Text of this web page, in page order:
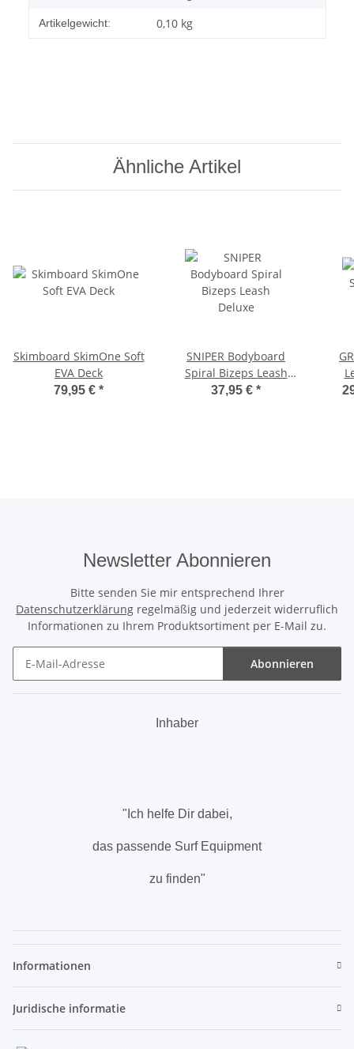
Artikelgewicht: 0,10 kg
Ähnliche Artikel
Skimboard SkimOne Soft
EVA Deck
79,95 € *
SNIPER Bodyboard
Spiral Bizeps Leash
Deluxe
37,95 € *
Newsletter Abonnieren
Bitte senden Sie mir entsprechend Ihrer
Datenschutzerklärung regelmäßig und jederzeit widerruflich
Informationen zu Ihrem Produktsortiment per E-Mail zu.
Abonnieren
Inhaber
"Ich helfe Dir dabei,
das passende Surf Equipment
zu finden"
Informationen
Juridische informatie